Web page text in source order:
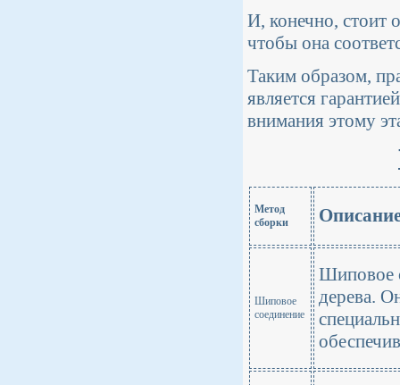
И, конечно, стоит
чтобы она
Таким образом,
является
внимания этому
Метод
сборки
Шиповое
соединение
Шиповое
дерева.